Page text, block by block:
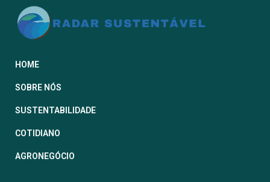
HOME
SOBRE NÓS
SUSTENTABILIDADE
COTIDIANO
AGRONEGÓCIO